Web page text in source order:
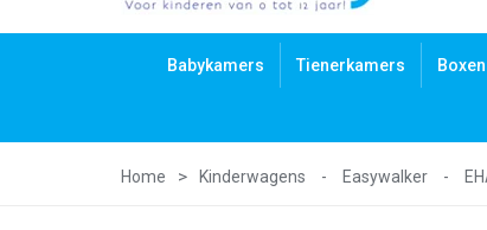
Babykamers Tienerkamers Boxen
Home Kinderwagens - Easywalker -